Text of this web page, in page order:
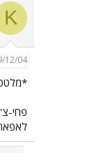
K
12/04